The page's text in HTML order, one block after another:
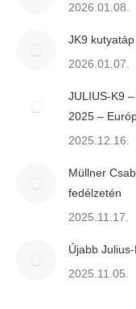
2026.01.08.
JK9
2026.01.07.
JULIUS-K9
2025 –
2025.12.16.
Müllner
fedélzetén
2025.11.17.
Újabb
2025.11.05.